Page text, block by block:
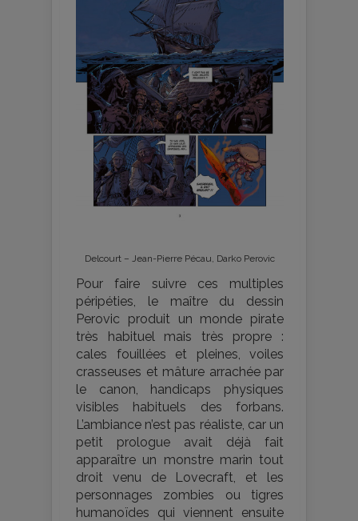
Delcourt – Jean-Pierre Pécau, Darko Perovic
Pour faire suivre ces multiples
péripéties, le maître du dessin
Perovic produit un monde pirate
très habituel mais très propre :
cales fouillées et pleines, voiles
crasseuses et mâture arrachée par
le canon, handicaps physiques
visibles habituels des forbans.
L’ambiance n’est pas réaliste, car un
petit prologue avait déjà fait
apparaître un monstre marin tout
droit venu de Lovecraft, et les
personnages zombies ou tigres
humanoïdes qui viennent ensuite